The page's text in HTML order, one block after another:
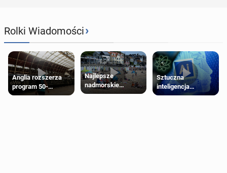
Rolki Wiadomości›
Anglia rozszerza
program 50-
procentowych
Najlepsze
nadmorskie
miasteczko blisko
Sztuczna
inteligencja
próbowała oszukać